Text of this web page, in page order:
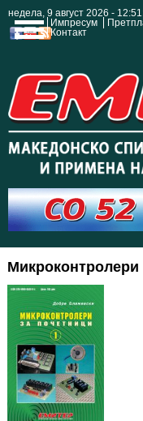
недела, 9 август 2026 -
Импресум
Контакт
Микроконтролери